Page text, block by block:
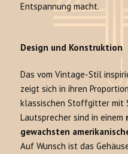
Entspannung macht.
Design und Konstruktion
Das vom Vintage-Stil
zeigt sich in ihren
klassischen Stoffgitter mit
Lautsprecher sind in einem
gewachsten
Auf Wunsch ist das